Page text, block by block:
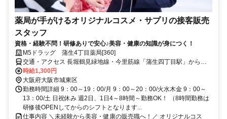
薬局が手がけるオリジナルコスメ・サプリの接客販売
スタッフ
資格・経験不問！研修ありで安心♪美容・健康の知識が身につく！
M5ドラッグ 蒲生4丁目薬局[360]
交通・アクセス 長堀鶴見緑地線・今里筋線「蒲生四丁目駅」から徒
歩30秒
時給1,300円
大阪府大阪市城東区
勤務時間詳細 9：00～19：00/月 9：00～20：00/火水木金 9：00～
13：00/土 日祝休み 週2日、1日4～8時間～勤務OK！ （8時間勤務は
研修後OPENしてからのシフトとなります...
仕事内容 ＼未経験から美容・健康の販売職へ！／ オリジナルコス